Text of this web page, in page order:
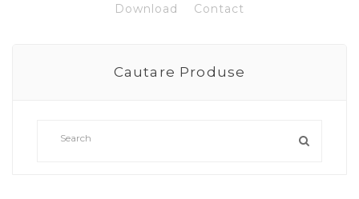
Download Contact
Cautare Produse